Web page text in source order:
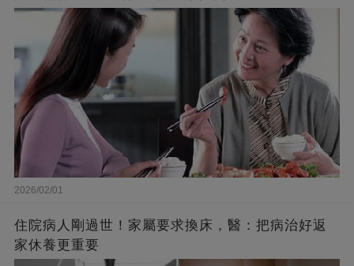
2026/02/01
住院病人剛過世！家屬要求換床，醫：把病治好返
家休養更重要